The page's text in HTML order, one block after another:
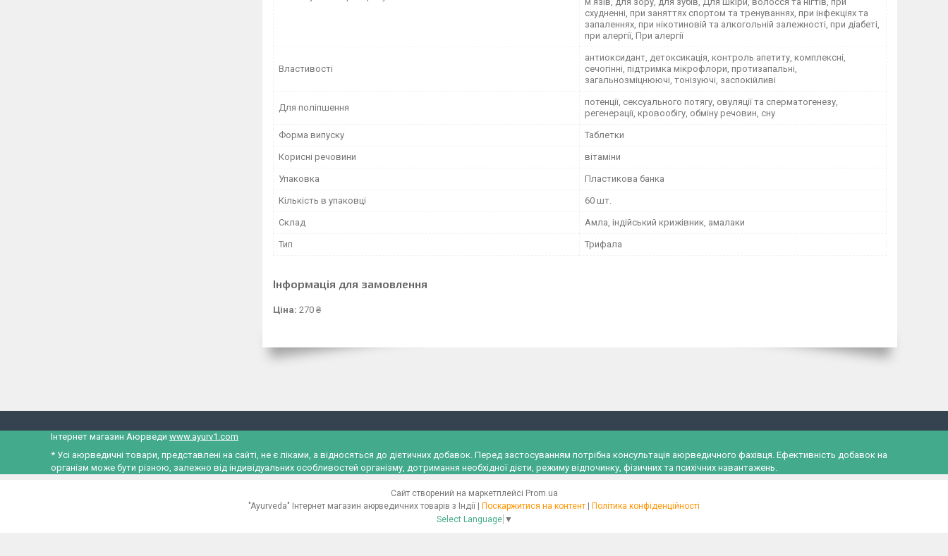
схудненні, при заняттях спортом та тренуваннях, при інфекціях та
запаленнях, при нікотиновій та алкогольній залежності, при діабеті,
при алергії, При алергії
Властивості
антиоксидант, детоксикація, контроль апетиту, комплексні,
сечогінні, підтримка мікрофлори, протизапальні,
загальнозміцнюючі, тонізуючі, заспокійливі
Для поліпшення
потенції, сексуального потягу, овуляції та сперматогенезу,
регенерації, кровообігу, обміну речовин, сну
Форма випуску Таблетки
Корисні речовини вітаміни
Упаковка Пластикова банка
Кількість в упаковці 60 шт.
Склад Амла, індійський крижівник, амалаки
Тип Трифала
Інформація для замовлення
Ціна: 270 ₴
Інтернет магазин Аюрведи www.ayurv1.com
* Усі аюрведичні товари, представлені на сайті, не є ліками, а відносяться до дієтичних добавок. Перед застосуванням потрібна консультація аюрведичного фахівця. Ефективність добавок на
організм може бути різною, залежно від індивідуальних особливостей організму, дотримання необхідної дієти, режиму відпочинку, фізичних та психічних навантажень.
Сайт створений на маркетплейсі Prom.ua
"Ayurveda" Інтернет магазин аюрведичних товарів з Індії | Поскаржитися на контент | Політика конфіденційності
Select Language ▼